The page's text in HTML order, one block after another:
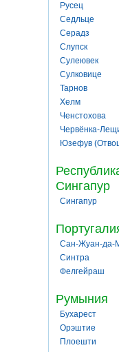
Русец
Седльце
Серадз
Слупск
Сулеювек
Сулковице
Тарнов
Хелм
Ченстохова
Червёнка-
Юзефув
Сингапур
Сингапур
Сан-Жуан-да-
Синтра
Фелгейраш
Румыния
Бухарест
Орэштие
Плоешти